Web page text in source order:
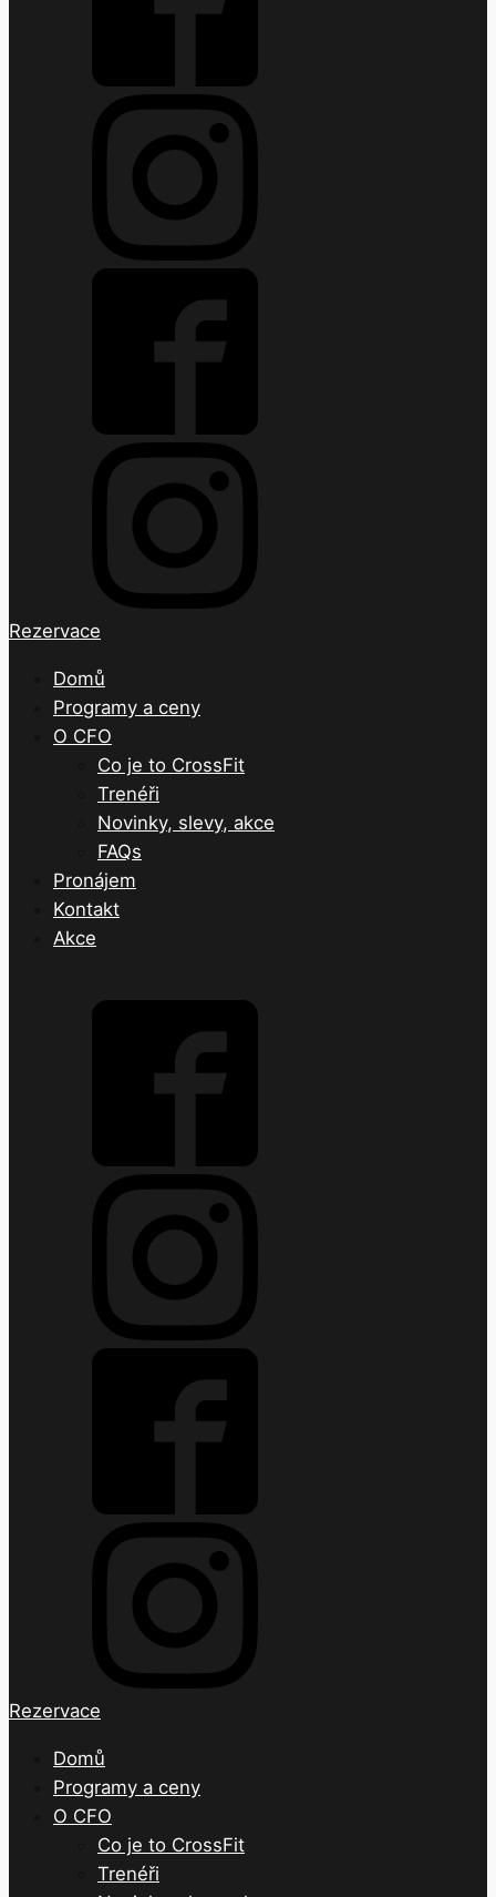
Rezervace
Domů
Programy a ceny
O CFO
Co je to CrossFit
Trenéři
Novinky, slevy, akce
FAQs
Pronájem
Kontakt
Akce
Rezervace
Domů
Programy a ceny
O CFO
Co je to CrossFit
Trenéři